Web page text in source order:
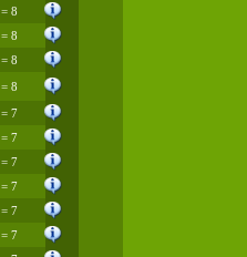
= 8
= 8
= 8
= 8
= 7
= 7
= 7
= 7
= 7
= 7